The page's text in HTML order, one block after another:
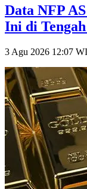
Data NFP
Ini di
3 Agu 2026 12:07